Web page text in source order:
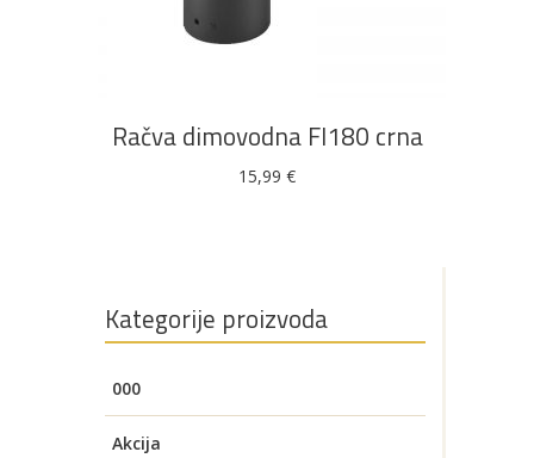
Bijela Metalna Elektromaterijal
Vijčana Okovi
DODAJ U KOŠARICU
Račva dimovodna FI180 crna
15,99 €
Kategorije proizvoda
000
Akcija